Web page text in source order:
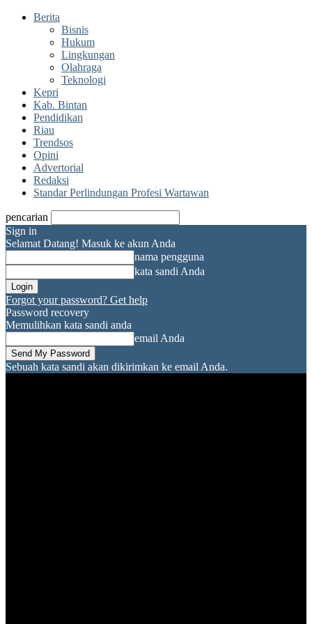
Berita
Bisnis
Hukum
Lingkungan
Olahraga
Teknologi
Kepri
Kab. Bintan
Pendidikan
Riau
Trendsos
Opini
Advertorial
Redaksi
Standar Perlindungan Profesi Wartawan
pencarian
Sign in
Selamat Datang! Masuk ke akun Anda
nama pengguna
kata sandi Anda
Forgot your password? Get help
Password recovery
Memulihkan kata sandi anda
email Anda
Sebuah kata sandi akan dikirimkan ke email Anda.